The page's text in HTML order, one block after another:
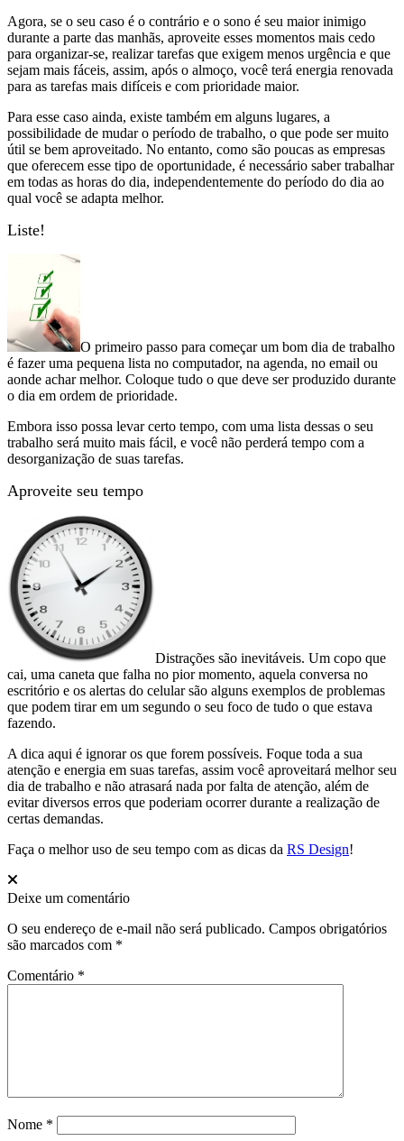
Agora, se o seu caso é o contrário e o sono é seu maior inimigo
durante a parte das manhãs, aproveite esses momentos mais cedo
para organizar-se, realizar tarefas que exigem menos urgência e que
sejam mais fáceis, assim, após o almoço, você terá energia renovada
para as tarefas mais difíceis e com prioridade maior.
Para esse caso ainda, existe também em alguns lugares, a
possibilidade de mudar o período de trabalho, o que pode ser muito
útil se bem aproveitado. No entanto, como são poucas as empresas
que oferecem esse tipo de oportunidade, é necessário saber trabalhar
em todas as horas do dia, independentemente do período do dia ao
qual você se adapta melhor.
Liste!
O primeiro passo para começar um bom dia de trabalho
é fazer uma pequena lista no computador, na agenda, no email ou
aonde achar melhor. Coloque tudo o que deve ser produzido durante
o dia em ordem de prioridade.
Embora isso possa levar certo tempo, com uma lista dessas o seu
trabalho será muito mais fácil, e você não perderá tempo com a
desorganização de suas tarefas.
Aproveite seu tempo
Distrações são inevitáveis. Um copo que
cai, uma caneta que falha no pior momento, aquela conversa no
escritório e os alertas do celular são alguns exemplos de problemas
que podem tirar em um segundo o seu foco de tudo o que estava
fazendo.
A dica aqui é ignorar os que forem possíveis. Foque toda a sua
atenção e energia em suas tarefas, assim você aproveitará melhor seu
dia de trabalho e não atrasará nada por falta de atenção, além de
evitar diversos erros que poderiam ocorrer durante a realização de
certas demandas.
Faça o melhor uso de seu tempo com as dicas da RS Design!
Deixe um comentário
O seu endereço de e-mail não será publicado. Campos obrigatórios
são marcados com *
Comentário *
Nome *